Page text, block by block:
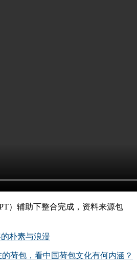
）辅助下整合完成，资料来源包
朴素与浪漫
荷包，看中国荷包文化有何内涵？